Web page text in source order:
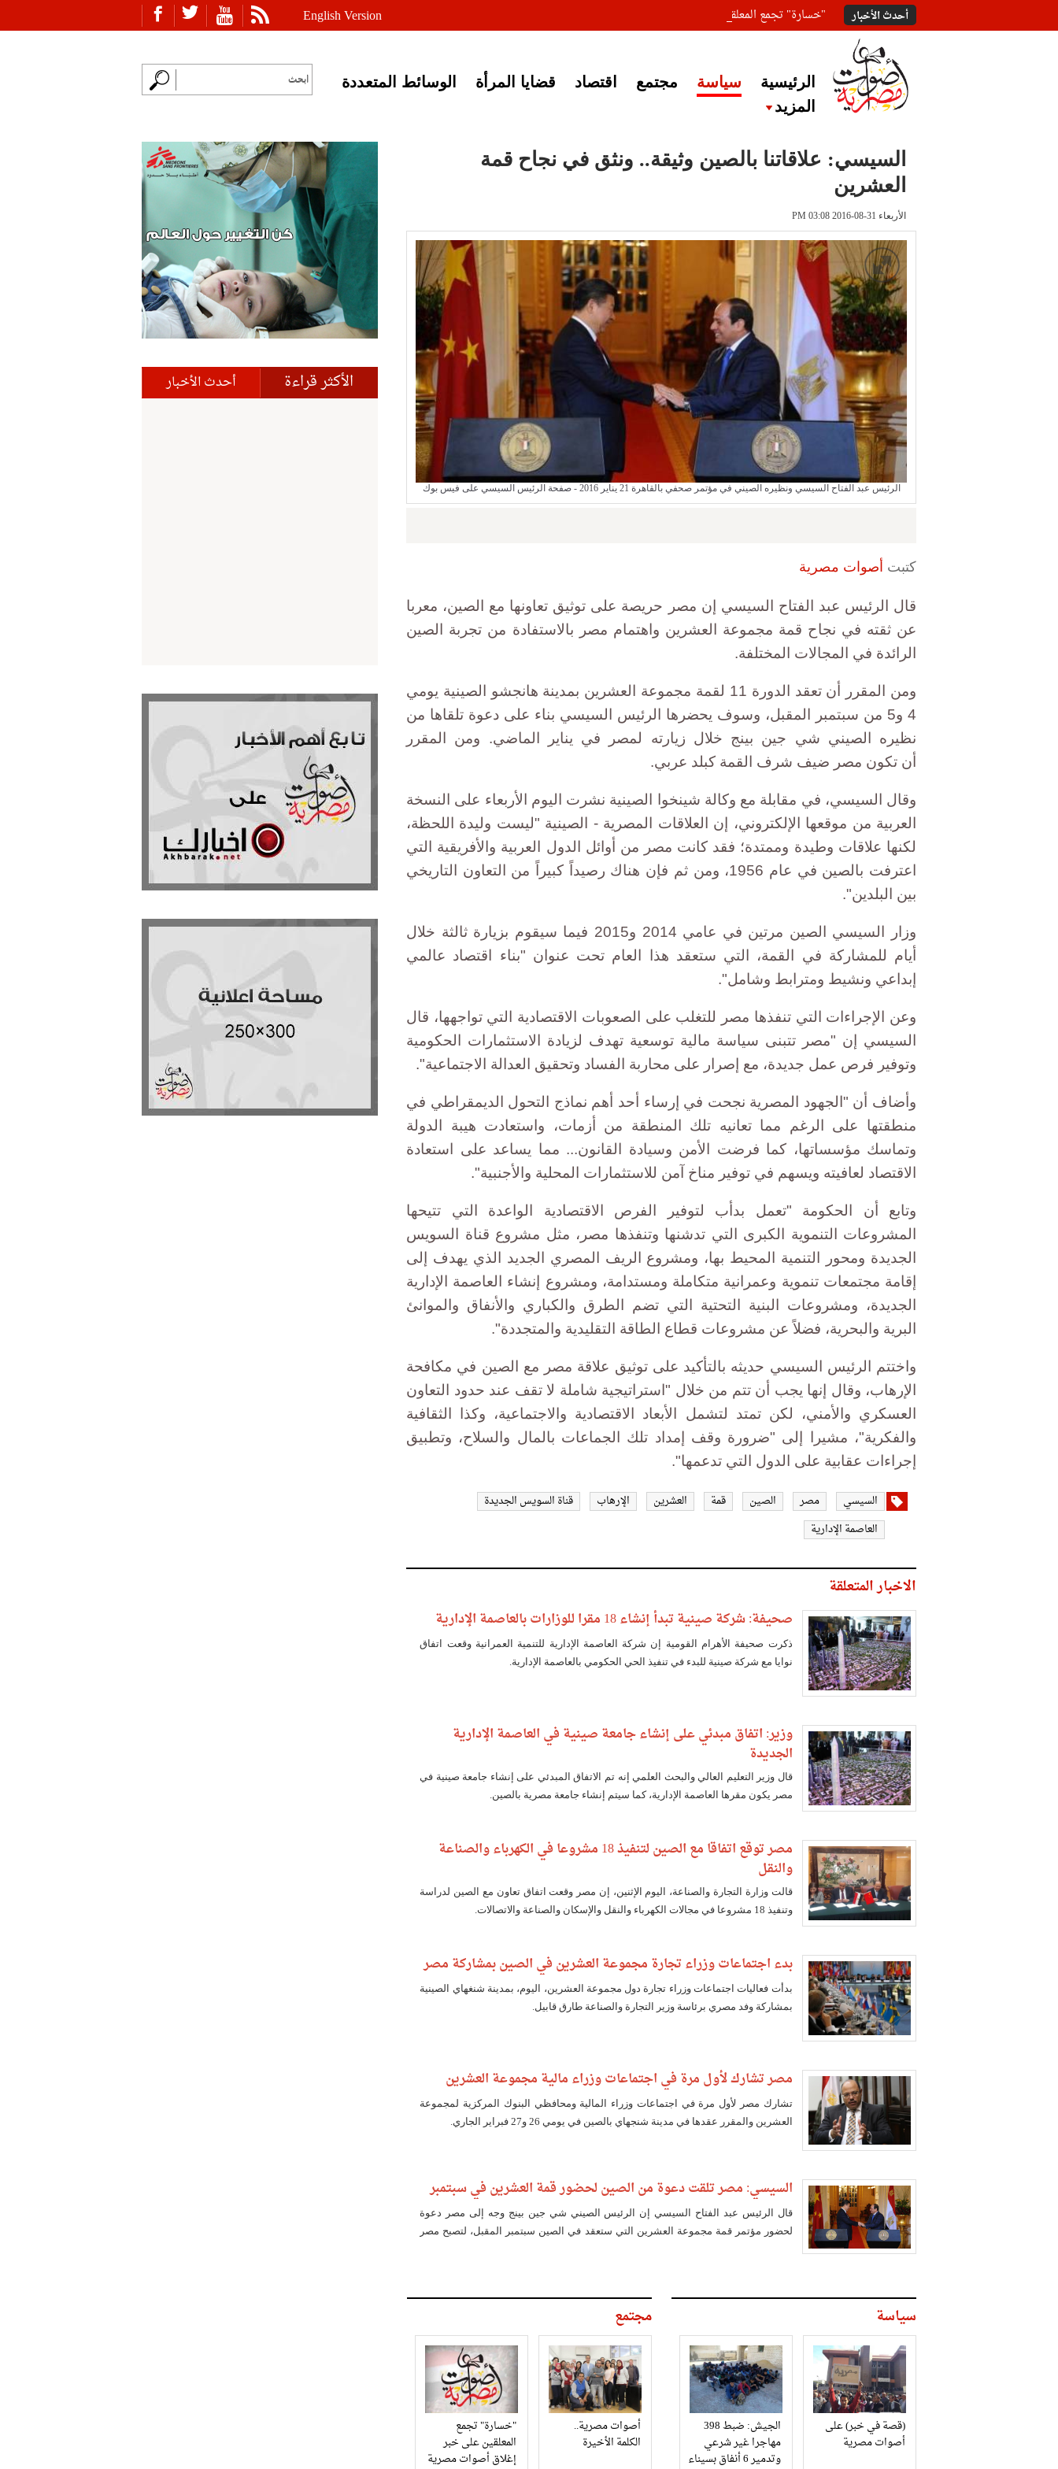
English Version أحدث الأخبار "خسارة" تجمع المعلقين على خبر إغلاق أصوات مصرية
الرئيسية سياسة مجتمع اقتصاد قضايا المرأة
الوسائط المتعددة
المزيد
السيسي: علاقاتنا بالصين وثيقة.. ونثق في نجاح قمة
العشرين
الأربعاء 31-08-2016 PM 03:08
الرئيس عبد الفتاح السيسي ونظيره الصيني في مؤتمر صحفي بالقاهرة 21 يناير 2016 - صفحة الرئيس السيسي على فيس بوك
كتبت أصوات مصرية
قال الرئيس عبد الفتاح السيسي إن مصر حريصة على توثيق تعاونها مع الصين، معربا
عن ثقته في نجاح قمة مجموعة العشرين واهتمام مصر بالاستفادة من تجربة الصين
الرائدة في المجالات المختلفة.
ومن المقرر أن تعقد الدورة 11 لقمة مجموعة العشرين بمدينة هانجشو الصينية يومي
4 و5 من سبتمبر المقبل، وسوف يحضرها الرئيس السيسي بناء على دعوة تلقاها من
نظيره الصيني شي جين بينج خلال زيارته لمصر في يناير الماضي. ومن المقرر
أن تكون مصر ضيف شرف القمة كبلد عربي.
وقال السيسي، في مقابلة مع وكالة شينخوا الصينية نشرت اليوم الأربعاء على النسخة
العربية من موقعها الإلكتروني، إن العلاقات المصرية - الصينية "ليست وليدة اللحظة،
لكنها علاقات وطيدة وممتدة؛ فقد كانت مصر من أوائل الدول العربية والأفريقية التي
اعترفت بالصين في عام 1956، ومن ثم فإن هناك رصيداً كبيراً من التعاون التاريخي
بين البلدين".
وزار السيسي الصين مرتين في عامي 2014 و2015 فيما سيقوم بزيارة ثالثة خلال
أيام للمشاركة في القمة، التي ستعقد هذا العام تحت عنوان "بناء اقتصاد عالمي
إبداعي ونشيط ومترابط وشامل".
وعن الإجراءات التي تنفذها مصر للتغلب على الصعوبات الاقتصادية التي تواجهها، قال
السيسي إن "مصر تتبنى سياسة مالية توسعية تهدف لزيادة الاستثمارات الحكومية
وتوفير فرص عمل جديدة، مع إصرار على محاربة الفساد وتحقيق العدالة الاجتماعية".
وأضاف أن "الجهود المصرية نجحت في إرساء أحد أهم نماذج التحول الديمقراطي في
منطقتها على الرغم مما تعانيه تلك المنطقة من أزمات، واستعادت هيبة الدولة
وتماسك مؤسساتها، كما فرضت الأمن وسيادة القانون... مما يساعد على استعادة
الاقتصاد لعافيته ويسهم في توفير مناخ آمن للاستثمارات المحلية والأجنبية".
وتابع أن الحكومة "تعمل بدأب لتوفير الفرص الاقتصادية الواعدة التي تتيحها
المشروعات التنموية الكبرى التي تدشنها وتنفذها مصر، مثل مشروع قناة السويس
الجديدة ومحور التنمية المحيط بها، ومشروع الريف المصري الجديد الذي يهدف إلى
إقامة مجتمعات تنموية وعمرانية متكاملة ومستدامة، ومشروع إنشاء العاصمة الإدارية
الجديدة، ومشروعات البنية التحتية التي تضم الطرق والكباري والأنفاق والموانئ
البرية والبحرية، فضلاً عن مشروعات قطاع الطاقة التقليدية والمتجددة".
واختتم الرئيس السيسي حديثه بالتأكيد على توثيق علاقة مصر مع الصين في مكافحة
الإرهاب، وقال إنها يجب أن تتم من خلال "استراتيجية شاملة لا تقف عند حدود التعاون
العسكري والأمني، لكن تمتد لتشمل الأبعاد الاقتصادية والاجتماعية، وكذا الثقافية
والفكرية"، مشيرا إلى "ضرورة وقف إمداد تلك الجماعات بالمال والسلاح، وتطبيق
إجراءات عقابية على الدول التي تدعمها".
السيسي مصر الصين قمة العشرين الإرهاب
قناة السويس الجديدة
العاصمة الإدارية
الاخبار المتعلقة
صحيفة: شركة صينية تبدأ إنشاء 18 مقرا للوزارات بالعاصمة الإدارية
ذكرت صحيفة الأهرام القومية إن شركة العاصمة الإدارية للتنمية العمرانية وقعت اتفاق
نوايا مع شركة صينية للبدء في تنفيذ الحي الحكومي بالعاصمة الإدارية.
وزير: اتفاق مبدئي على إنشاء جامعة صينية في العاصمة الإدارية
الجديدة
قال وزير التعليم العالي والبحث العلمي إنه تم الاتفاق المبدئي على إنشاء جامعة صينية في
مصر يكون مقرها العاصمة الإدارية، كما سيتم إنشاء جامعة مصرية بالصين.
مصر توقع اتفاقا مع الصين لتنفيذ 18 مشروعا في الكهرباء والصناعة
والنقل
قالت وزارة التجارة والصناعة، اليوم الإثنين، إن مصر وقعت اتفاق تعاون مع الصين لدراسة
وتنفيذ 18 مشروعا في مجالات الكهرباء والنقل والإسكان والصناعة والاتصالات.
بدء اجتماعات وزراء تجارة مجموعة العشرين في الصين بمشاركة مصر
بدأت فعاليات اجتماعات وزراء تجارة دول مجموعة العشرين، اليوم، بمدينة شنغهاي الصينية
بمشاركة وفد مصري برئاسة وزير التجارة والصناعة طارق قابيل.
مصر تشارك لأول مرة في اجتماعات وزراء مالية مجموعة العشرين
تشارك مصر لأول مرة في اجتماعات وزراء المالية ومحافظي البنوك المركزية لمجموعة
العشرين والمقرر عقدها في مدينة شنجهاي بالصين في يومي 26 و27 فبراير الجاري.
السيسي: مصر تلقت دعوة من الصين لحضور قمة العشرين في سبتمبر
قال الرئيس عبد الفتاح السيسي إن الرئيس الصيني شي جين بينج وجه إلى مصر دعوة
لحضور مؤتمر قمة مجموعة العشرين التي ستعقد في الصين سبتمبر المقبل، لتصبح مصر
سياسة
(قصة في خبر) على
أصوات مصرية
الجيش: ضبط 398
مهاجرا غير شرعي
وتدمير 6 أنفاق بسيناء
مجتمع
أصوات مصرية..
الكلمة الأخيرة
"خسارة" تجمع
المعلقين على خبر
إغلاق أصوات مصرية
الأكثر قراءة أحدث الأخبار